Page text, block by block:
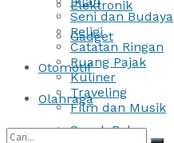
Elektronik
Gadget
Otomotif
Olahraga
Sepak Bola
Seni dan Budaya
Religi
Catatan Ringan
Ruang Pajak
Kuliner
Traveling
Film dan Musik